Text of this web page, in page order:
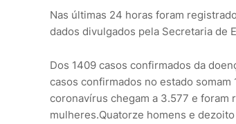
Nas últimas 24 horas foram
dados divulgados pela Secretaria de
Dos 1409 casos confirmados da
casos confirmados no estado
coronavírus chegam a 3.577 e foram
mulheres.Quatorze homens e